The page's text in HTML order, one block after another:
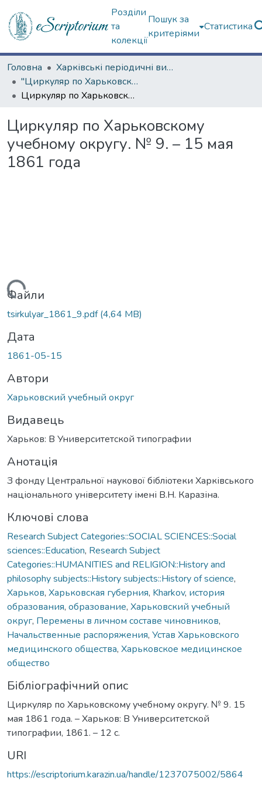
Розділи
та
колекції
Пошук за
критеріями
Статистика
Головна
Харківські періодичні видання
"Циркуляр по Харьковскому учебному округу" (1861—1916 гг.)
Циркуляр по Харьковскому учебному округу. № 9. – 15 мая 1861 года
Циркуляр по Харьковскому
учебному округу. № 9. – 15 мая
1861 года
Файли
tsirkulyar_1861_9.pdf(4,64 MB)
Дата
1861-05-15
Автори
Харьковский учебный округ
Видавець
Харьков: В Университетской типографии
Анотація
З фонду Центральної наукової бібліотеки Харківського
національного університету імені В.Н. Каразіна.
Ключові слова
Research Subject Categories::SOCIAL SCIENCES::Social
sciences::Education, Research Subject
Categories::HUMANITIES and RELIGION::History and
philosophy subjects::History subjects::History of science,
Харьков, Харьковская губерния, Kharkov, история
образования, образование, Харьковский учебный
округ, Перемены в личном составе чиновников,
Начальственные распоряжения, Устав Харьковского
медицинского общества, Харьковское медицинское
общество
Бібліографічний опис
Циркуляр по Харьковскому учебному округу. № 9. 15
мая 1861 года. – Харьков: В Университетской
типографии, 1861. – 12 с.
URI
https://escriptorium.karazin.ua/handle/1237075002/5864